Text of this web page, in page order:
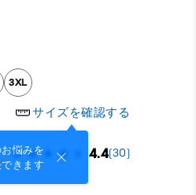
3XL
サイズを確認する
悩みを
きます
4.4(30)